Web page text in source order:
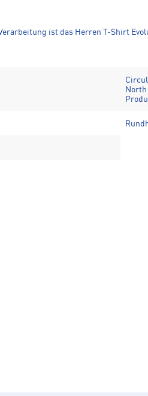
ist das Herren T-Shirt